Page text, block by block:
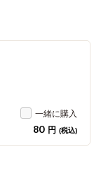
一緒に購入
80 円 (税込)